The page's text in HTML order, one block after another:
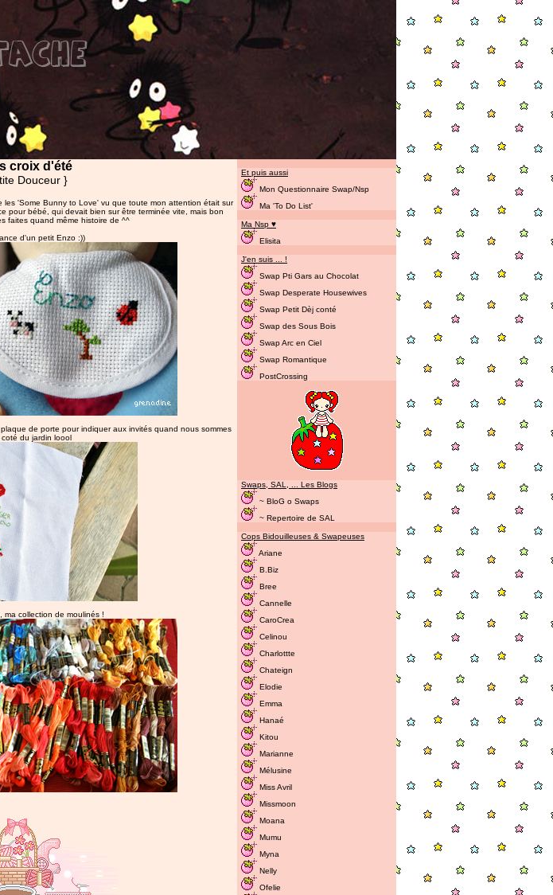
croix d'été
Douceur }
les 'Some Bunny to Love' vu que toute mon attention était sur
pour bébé, qui devait bien sur être terminée vite, mais bon
faites quand même histoire de ^^
d'un petit Enzo :))
de porte pour indiquer aux invités quand nous sommes
du jardin loool
ma collection de moulinés !
Et puis aussi
Mon Questionnaire Swap/Nsp
Ma 'To Do List'
Ma Nsp ♥
Elisita
J'en suis ... !
Swap Pti Gars au Chocolat
Swap Desperate Housewives
Swap Petit Dèj conté
Swap des Sous Bois
Swap Arc en Ciel
Swap Romantique
PostCrossing
Swaps, SAL, ... Les Blogs
~ BloG o Swaps
~ Repertoire de SAL
Cops Bidouilleuses & Swapeuses
Ariane
B.Biz
Bree
Cannelle
CaroCrea
Celinou
Charlottte
Chateign
Elodie
Emma
Hanaé
Kitou
Marianne
Mélusine
Miss Avril
Missmoon
Moana
Mumu
Myna
Nelly
Ofelie